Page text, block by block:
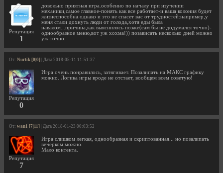
Репутация
1
довольно приятная игра.особенно по началу при изучении
механики,самое главное-понять как все работает-и ваша колония будет
жизнеспособна.однако и это не спасет вас от трудностей:например,у
меня стали дохнуть люди от голода,хотя еды была
навалом...причина,как выяснилось позже(сам бы не додумался точно)-
однообразное меню,вот уж хохма!)) позависать несколько дней можно
уж точно.
От: Nurtik [0|0] | Дата 2018-05-11 11:51:37
Репутация
0
Игра очень понравилось, затягивает. Позалипать на МАКС графику
можно. Логика игры вроде не отстает, вообщем всем советую!
От: wan1 [7|11] | Дата 2018-01-23 00:03:52
Репутация
7
Игра слишком легкая, однообразная и скриптованная... но позалипать
вечерком можно.
Мало контента.